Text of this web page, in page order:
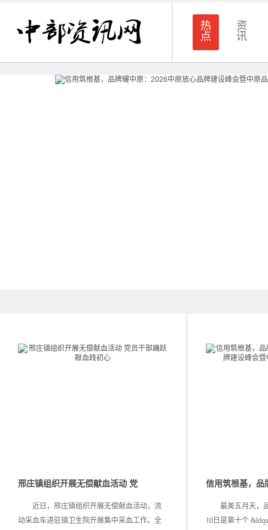
热
点
资
讯
邢庄镇组织开展无偿献血活动 党
近日，邢庄镇组织开展无偿献血活动，流
动采血车进驻镇卫生院开展集中采血工作。全
信用筑根基，品
最美五月天，
10日是第十个